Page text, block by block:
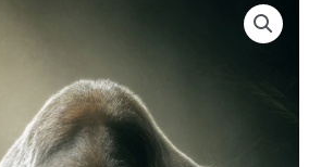
prix :
22,99€